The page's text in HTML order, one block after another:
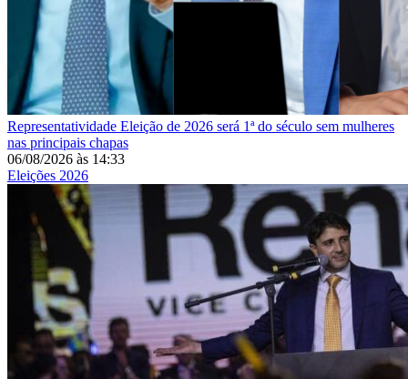
Representatividade Eleição de 2026 será 1ª do século sem mulheres
nas principais chapas
06/08/2026 às 14:33
Eleições 2026